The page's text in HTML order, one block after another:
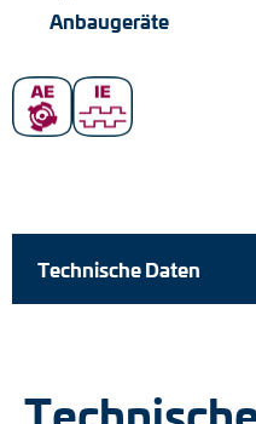
Anbaugeräte
Technische Daten